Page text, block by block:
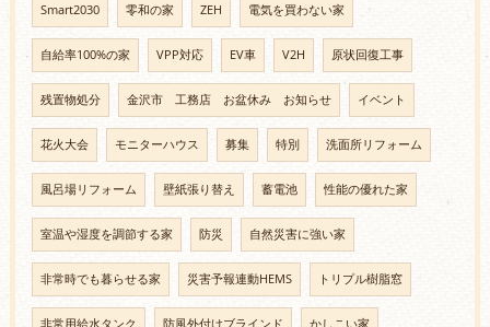
Smart2030 零和の家 ZEH 電気を買わない家
自給率100%の家 VPP対応 EV車 V2H 原状回復工事
残置物処分 金沢市 工務店 お盆休み お知らせ イベント
花火大会 モニターハウス 募集 特別 洗面所リフォーム
風呂場リフォーム 壁紙張り替え 蓄電池 性能の優れた家
室温や湿度を調節する家 防災 自然災害に強い家
非常時でも暮らせる家 災害予報連動HEMS トリプル樹脂窓